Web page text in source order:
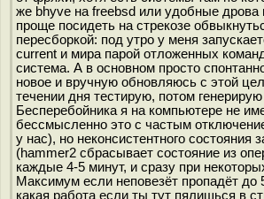
же bhyve на freebsd или удобные дрова
проще посидеть на стрекозе
пересборкой: под утро у меня
current и мира парой отложенных
система. А в основном просто
новое и вручную обновляюсь с этой
течении дня тестирую, потом
Бесперебойника я на компьютере не
бессмысленно это с частым
у нас), но неконсистентного состояния
(hammer2 сбрасывает состояние из
каждые 4-5 минут, и сразу при
Максимум если неповезёт пропадёт до
какая работа если ты тут пялишься в